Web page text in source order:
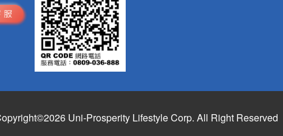
Uni-Prosperity Lifestyle Corp. All Right Reserved